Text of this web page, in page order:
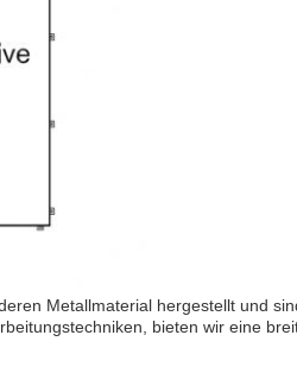
Metallmaterial hergestellt und
bieten wir eine